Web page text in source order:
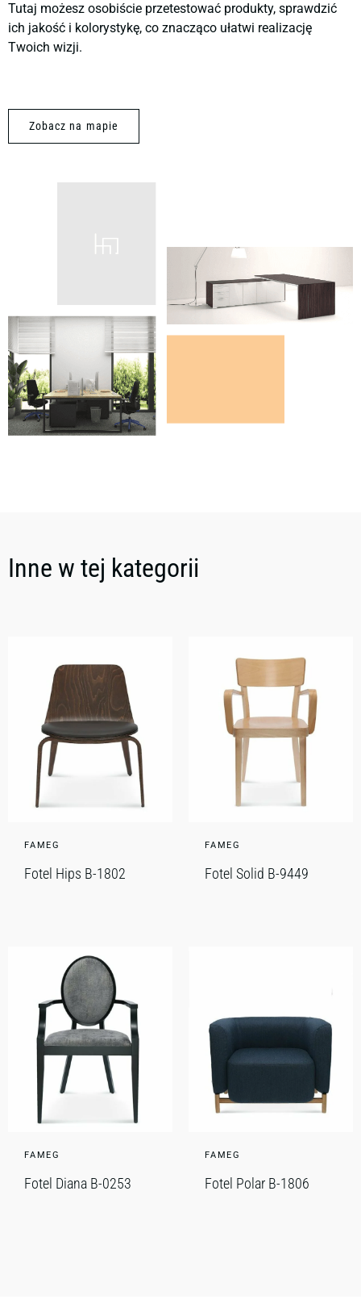
Tutaj możesz osobiście przetestować produkty, sprawdzić
ich jakość i kolorystykę, co znacząco ułatwi realizację
Twoich wizji.
Zobacz na mapie
Inne w tej kategorii
FAMEG
Fotel Hips B-1802
FAMEG
Fotel Solid B-9449
FAMEG
Fotel Diana B-0253
FAMEG
Fotel Polar B-1806